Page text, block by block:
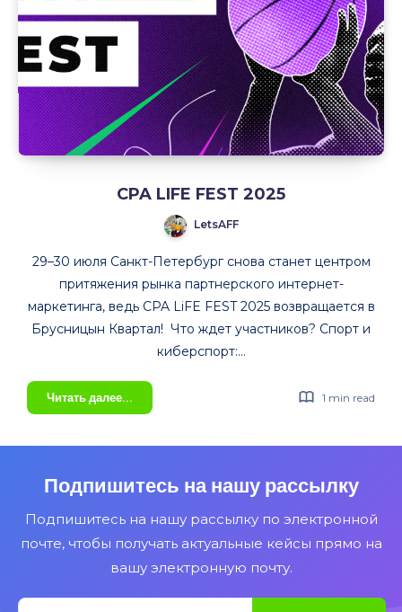
Брусницын
CPA LIFE FEST 2025
LetsAFF
29–30 июля Санкт-Петербург снова станет центром
притяжения рынка партнерского интернет-
маркетинга, ведь CPA LiFE FEST 2025 возвращается в
Брусницын Квартал! Что ждет участников? Спорт и
киберспорт:…
Читать далее...
LIFE
1 min read
Подпишитесь на нашу рассылку
Подпишитесь на нашу рассылку по электронной
почте, чтобы получать актуальные кейсы прямо на
вашу электронную почту.